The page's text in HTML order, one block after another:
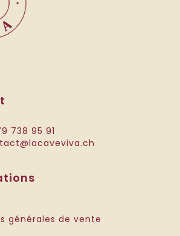
738 95 91
générales de vente